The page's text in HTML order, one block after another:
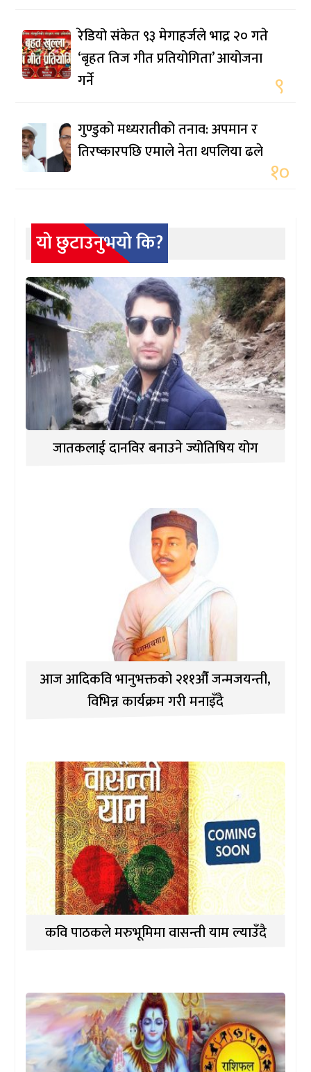
रेडियो संकेत ९३ मेगाहर्जले भाद्र २० गते
‘बृहत तिज गीत प्रतियोगिता’ आयोजना
गर्ने
९
गुण्डुको मध्यरातीको तनाव: अपमान र
तिरष्कारपछि एमाले नेता थपलिया ढले
१०
यो छुटाउनुभयो कि?
जातकलाई दानविर बनाउने ज्योतिषिय योग
आज आदिकवि भानुभक्तको २११औँ जन्मजयन्ती,
विभिन्न कार्यक्रम गरी मनाइँदै
कवि पाठकले मरुभूमिमा वासन्ती याम ल्याउँदै